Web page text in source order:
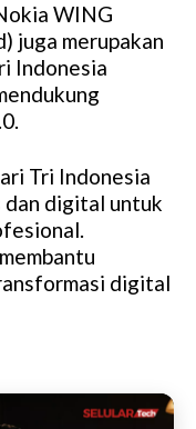
WING
juga merupakan
Indonesia
Tri Indonesia
dan digital untuk
digital